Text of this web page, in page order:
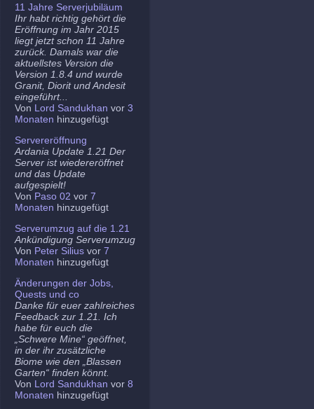
11 Jahre Serverjubiläum
Ihr habt richtig gehört die
Eröffnung im Jahr 2015
liegt jetzt schon 11 Jahre
zurück. Damals war die
aktuellstes Version die
Version 1.8.4 und wurde
Granit, Diorit und Andesit
eingeführt...
Von Lord Sandukhan vor 3
Monaten hinzugefügt
Servereröffnung
Ardania Update 1.21 Der
Server ist wiedereröffnet
und das Update
aufgespielt!
Von Paso 02 vor 7
Monaten hinzugefügt
Serverumzug auf die 1.21
Ankündigung Serverumzug
Von Peter Silius vor 7
Monaten hinzugefügt
Änderungen der Jobs,
Quests und co
Danke für euer zahlreiches
Feedback zur 1.21. Ich
habe für euch die
„Schwere Mine“ geöffnet,
in der ihr zusätzliche
Biome wie den „Blassen
Garten“ finden könnt.
Von Lord Sandukhan vor 8
Monaten hinzugefügt